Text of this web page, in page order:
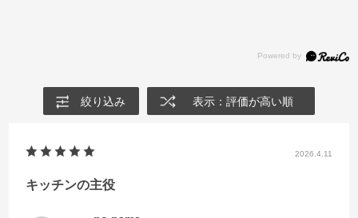
絞り込み 表示：評価が高い順
2026.4.11
キッチンの主役